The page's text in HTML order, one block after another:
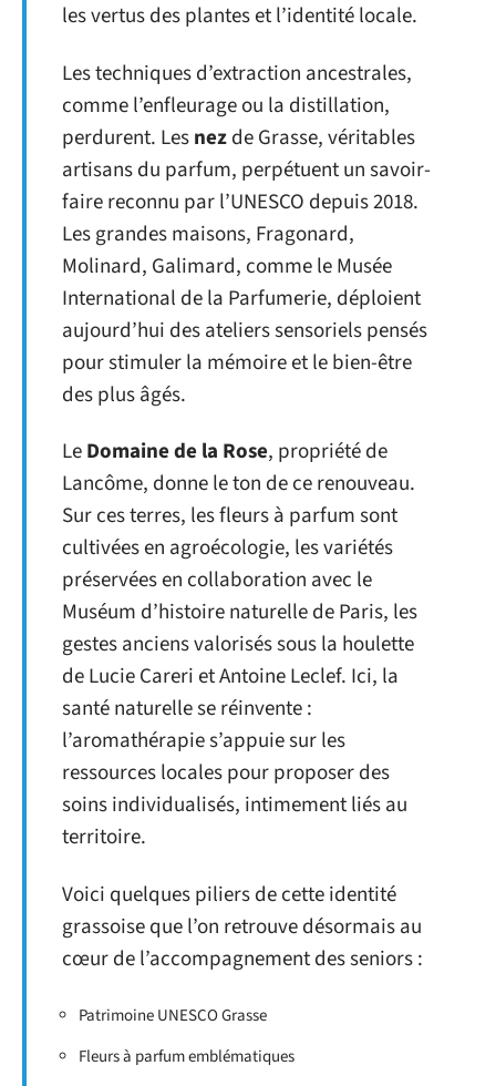
les vertus des plantes et l’identité locale.
Les techniques d’extraction ancestrales,
comme l’enfleurage ou la distillation,
perdurent. Lesnezde Grasse, véritables
artisans du parfum, perpétuent un savoir-
faire reconnu par l’UNESCO depuis 2018.
Les grandes maisons, Fragonard,
Molinard, Galimard, comme le Musée
International de la Parfumerie, déploient
aujourd’hui des ateliers sensoriels pensés
pour stimuler la mémoire et le bien-être
des plus âgés.
LeDomaine de la Rose, propriété de
Lancôme, donne le ton de ce renouveau.
Sur ces terres, les fleurs à parfum sont
cultivées en agroécologie, les variétés
préservées en collaboration avec le
Muséum d’histoire naturelle de Paris, les
gestes anciens valorisés sous la houlette
de Lucie Careri et Antoine Leclef. Ici, la
santé naturelle se réinvente :
l’aromathérapie s’appuie sur les
ressources locales pour proposer des
soins individualisés, intimement liés au
territoire.
Voici quelques piliers de cette identité
grassoise que l’on retrouve désormais au
cœur de l’accompagnement des seniors :
Patrimoine UNESCO Grasse
Fleurs à parfum emblématiques